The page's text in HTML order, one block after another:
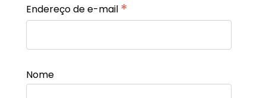
Endereço de e-mail *
Nome